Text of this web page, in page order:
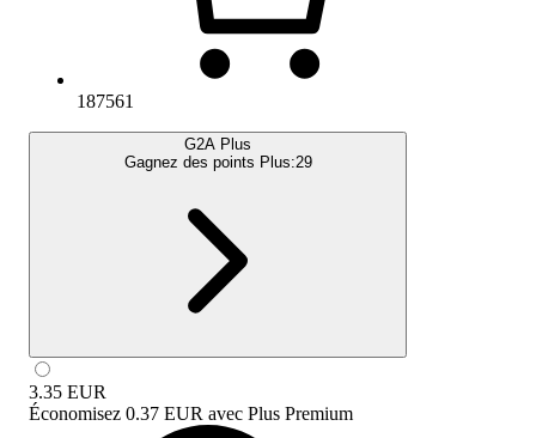
187561
G2A Plus
Gagnez des points Plus:29
3.35 EUR
Économisez 0.37 EUR avec Plus Premium